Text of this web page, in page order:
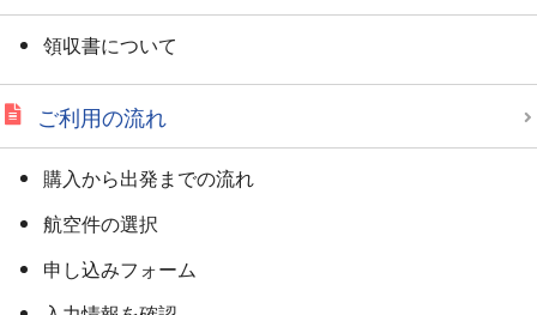
領収書について
ご利用の流れ
購入から出発までの流れ
航空件の選択
申し込みフォーム